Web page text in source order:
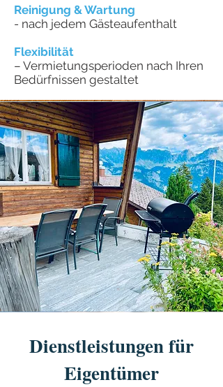
Reinigung & Wartung
- nach jedem Gästeaufenthalt
Flexibilität
– Vermietungsperioden nach Ihren
Bedürfnissen gestaltet
Dienstleistungen für
Eigentümer